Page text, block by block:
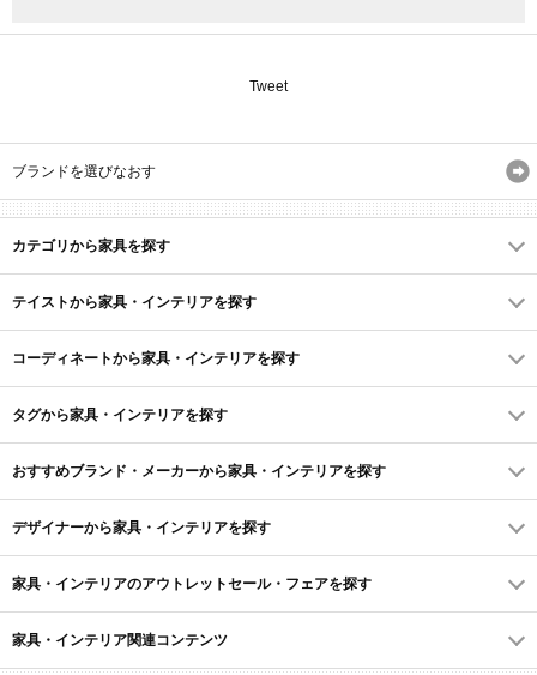
Tweet
ブランドを選びなおす
カテゴリから家具を探す
テイストから家具・インテリアを探す
コーディネートから家具・インテリアを探す
タグから家具・インテリアを探す
おすすめブランド・メーカーから家具・インテリアを探す
デザイナーから家具・インテリアを探す
家具・インテリアのアウトレットセール・フェアを探す
家具・インテリア関連コンテンツ